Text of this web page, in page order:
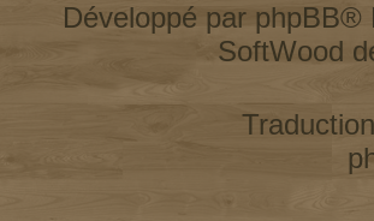
Développé par phpBB®
SoftWood